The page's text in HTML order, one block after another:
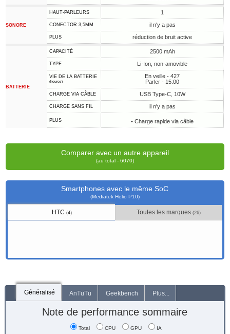
SONORE
HAUT-PARLEURS 1
CONECTOR 3,5MM il n'y a pas
PLUS réduction de bruit active
BATTERIE
CAPACITÉ 2500 mAh
TYPE Li-Ion, non-amovible
VIE DE LA BATTERIE
(heures)
En veille - 427
Parler - 15:00
CHARGE VIA CÂBLE USB Type-C, 10W
CHARGE SANS FIL il n'y a pas
PLUS • Charge rapide via câble
Comparer avec un autre appareil
(au total - 6070)
Smartphones avec le même SoC
(Mediatek Helio P10)
HTC (4) Toutes les marques(26)
Généralisé AnTuTu Geekbench Plus...
Note de performance sommaire
Total CPU GPU IA